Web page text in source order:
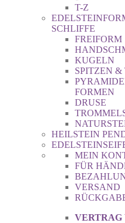
T-Z
SCHLIFFE
FREIFORM
KUGELN
SPITZEN &
FORMEN
DRUSE
HEILSTEIN
MEIN
FÜR
VERSAND
VERTRAG